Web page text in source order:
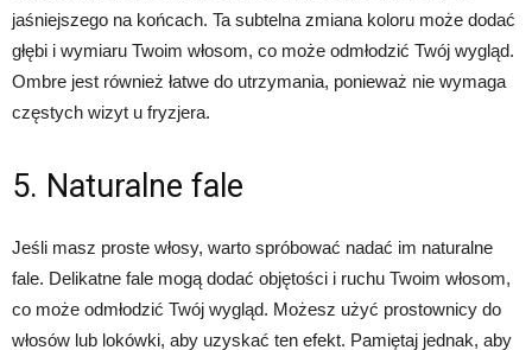
jaśniejszego na końcach. Ta subtelna zmiana koloru może dodać
głębi i wymiaru Twoim włosom, co może odmłodzić Twój wygląd.
Ombre jest również łatwe do utrzymania, ponieważ nie wymaga
częstych wizyt u fryzjera.
5. Naturalne fale
Jeśli masz proste włosy, warto spróbować nadać im naturalne
fale. Delikatne fale mogą dodać objętości i ruchu Twoim włosom,
co może odmłodzić Twój wygląd. Możesz użyć prostownicy do
włosów lub lokówki, aby uzyskać ten efekt. Pamiętaj jednak, aby